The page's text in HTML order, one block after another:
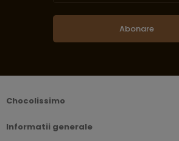
Abonare
Chocolissimo
Informatii generale